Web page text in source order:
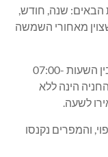
שנה, חודש,
מאחורי השמשה
אלא אם צוין אחרת, החניה כרוכה בתשלום בין השעות 07:00-
15:00 בשבתות. החניה הינה ללא
והמפרים נקנסו